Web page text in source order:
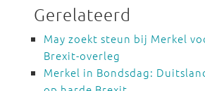
Gerelateerd
May zoekt steun bij Merkel
Brexit-overleg
Merkel in Bondsdag: